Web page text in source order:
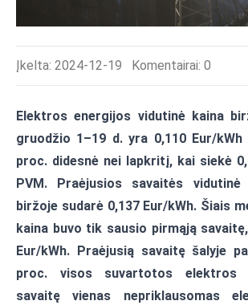
Įkelta: 2024-12-19 Komentairai: 0
Elektros energijos vidutinė kaina
gruodžio 1–19 d. yra 0,110 Eur/
proc. didesnė nei lapkritį, kai siekė
PVM. Praėjusios savaitės
biržoje sudarė 0,137 Eur/kWh. Šiais
kaina buvo tik sausio pirmąją
Eur/kWh. Praėjusią savaitę šalyje
proc. visos suvartotos elektros
savaitę vienas nepriklausomas